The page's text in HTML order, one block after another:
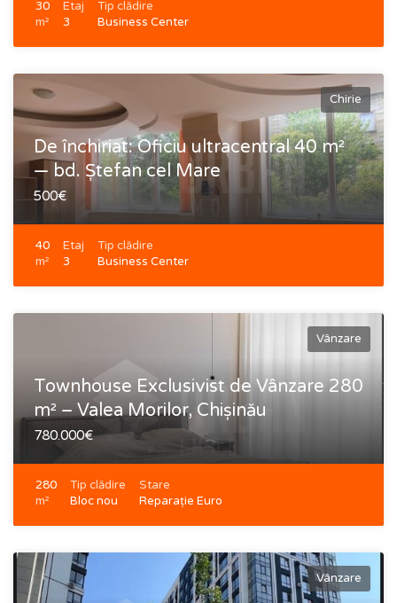
30
m²
Etaj
3
Tip clădire
Business Center
Chirie
De închiriat: Oficiu ultracentral 40 m²
— bd. Ștefan cel Mare
500€
40
m²
Etaj
3
Tip clădire
Business Center
Vânzare
Townhouse Exclusivist de Vânzare 280
m² – Valea Morilor, Chișinău
780.000€
280
m²
Tip clădire
Bloc nou
Stare
Reparație Euro
Vânzare